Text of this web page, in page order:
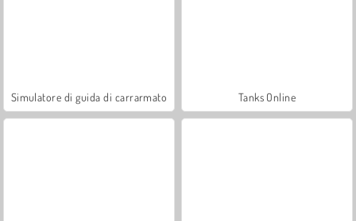
Simulatore di guida di carrarmato Tanks Online